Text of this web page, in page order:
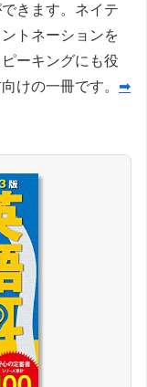
きます。ネイテ
トネーションを
ーキングにも役
けの一冊です。 ➡